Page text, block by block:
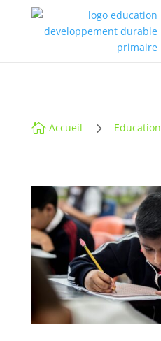
 Accueil 5 Education